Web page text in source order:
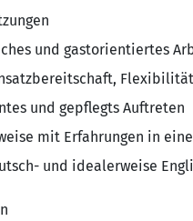
und gastorientiertes
und gepflegts Auftreten
mit Erfahrungen in
und idealerweise